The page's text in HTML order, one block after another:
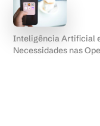
Inteligência Artificial
Necessidades nas